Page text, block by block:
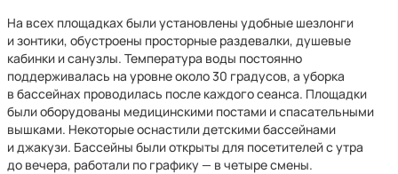
На всех площадках были установлены удобные шезлонги
и зонтики, обустроены просторные раздевалки, душевые
кабинки и санузлы. Температура воды постоянно
поддерживалась на уровне около 30 градусов, а уборка
в бассейнах проводилась после каждого сеанса. Площадки
были оборудованы медицинскими постами и спасательными
вышками. Некоторые оснастили детскими бассейнами
и джакузи. Бассейны были открыты для посетителей с утра
до вечера, работали по графику — в четыре смены.